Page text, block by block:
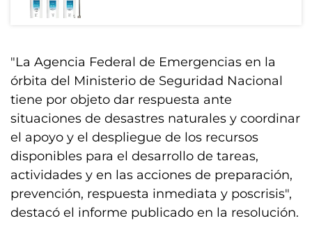
"La Agencia Federal de Emergencias en la
órbita del Ministerio de Seguridad Nacional
tiene por objeto dar respuesta ante
situaciones de desastres naturales y coordinar
el apoyo y el despliegue de los recursos
disponibles para el desarrollo de tareas,
actividades y en las acciones de preparación,
prevención, respuesta inmediata y poscrisis",
destacó el informe publicado en la resolución.